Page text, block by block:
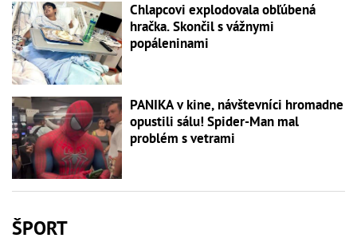
Chlapcovi explodovala obľúbená
hračka. Skončil s vážnymi
popáleninami
PANIKA v kine, návštevníci hromadne
opustili sálu! Spider-Man mal
problém s vetrami
ŠPORT